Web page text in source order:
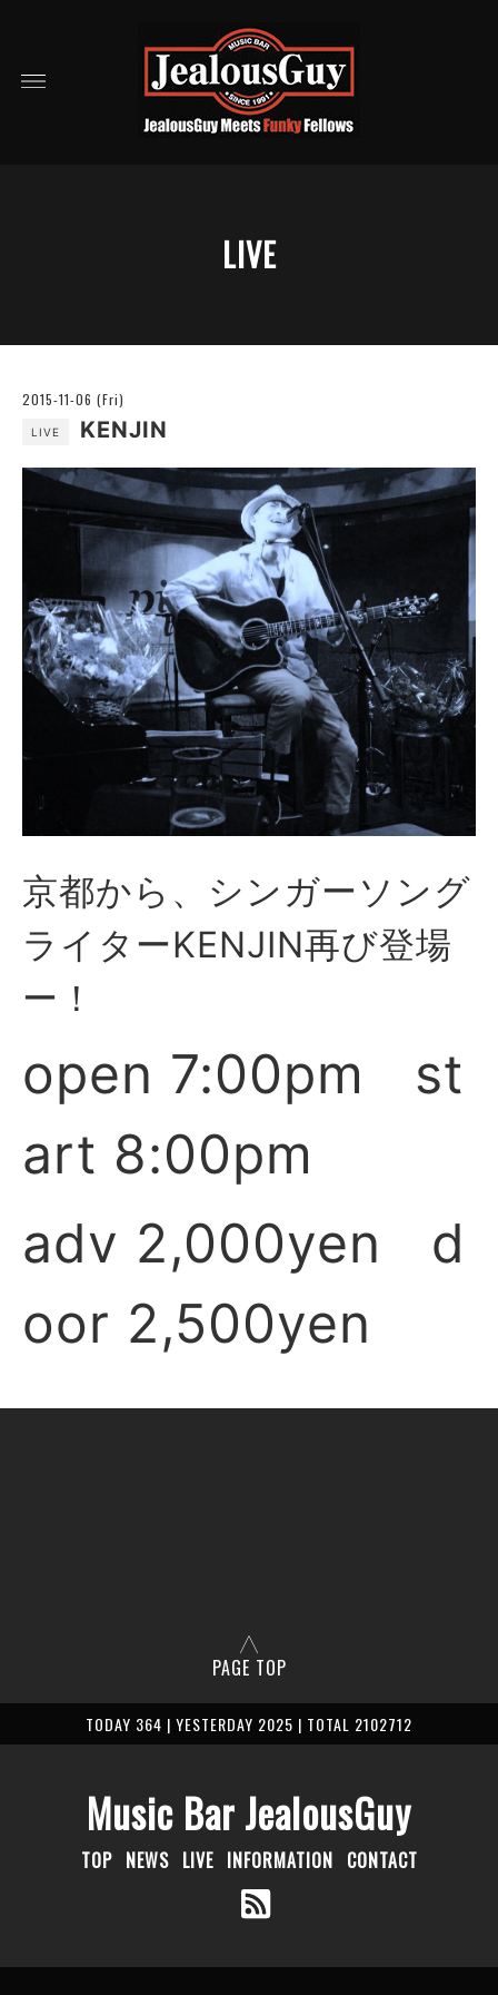
LIVE
2015-11-06 (Fri)
LIVE KENJIN
京都から、シンガーソング
ライターKENJIN再び登場
ー！
open 7:00pm st
art 8:00pm
adv 2,000yen d
oor 2,500yen
PAGE TOP
TODAY 364 | YESTERDAY 2025 | TOTAL 2102712
Music Bar JealousGuy
TOP NEWS LIVE INFORMATION CONTACT